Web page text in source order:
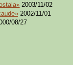
2003/11/02
2002/11/01
08/27